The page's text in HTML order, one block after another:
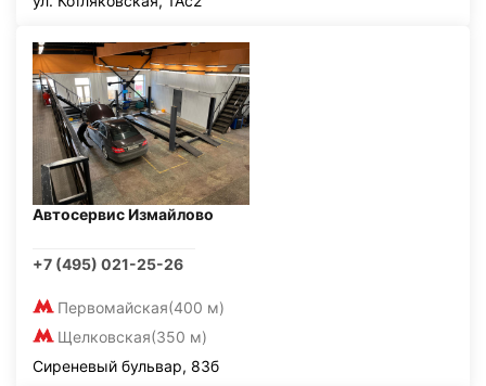
Автосервис Измайлово
+7 (495) 021-25-26
Первомайская(400 м)
Щелковская(350 м)
Сиреневый бульвар, 83б